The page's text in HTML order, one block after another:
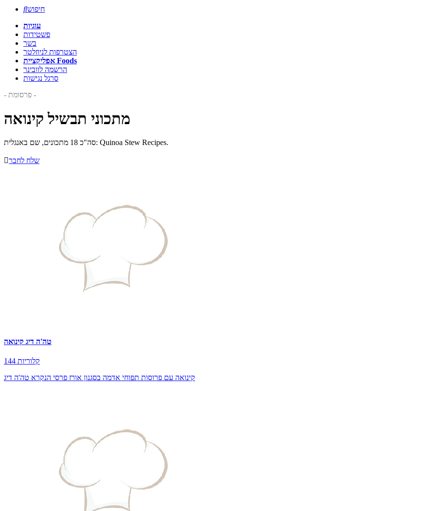
חיפוש
עוגיות
פשטידות
בשר
הצטרפות לניוזלטר
אפליקציית Foods
הרשמה לוובינר
סרגל נגישות
- פרסומת -
מתכוני תבשיל קינואה
סה"כ 18 מתכונים, שם באנגלית: Quinoa Stew Recipes.
שלח לחבר
טה'ה דיג קינואה
144 קלוריות
קינואה עם פרוסות תפוחי אדמה בסגנון אורז פרסי הנקרא טה'ה דיג